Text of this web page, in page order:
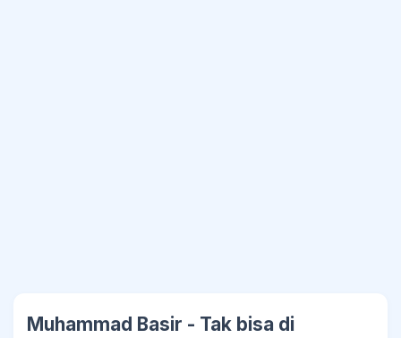
Muhammad Basir - Tak bisa di